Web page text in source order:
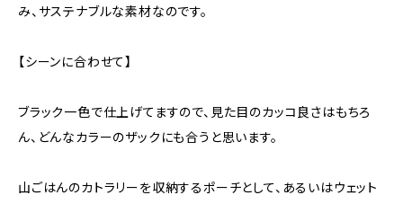
み、サステナブルな素材なのです。
【シーンに合わせて】
ブラック一色で仕上げてますので、見た目のカッコ良さはもちろ
ん、どんなカラーのザックにも合うと思います。
山ごはんのカトラリーを収納するポーチとして、あるいはウェット